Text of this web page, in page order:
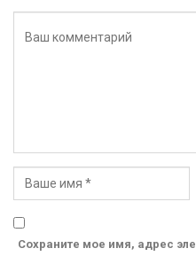
Сохраните мое имя, адрес